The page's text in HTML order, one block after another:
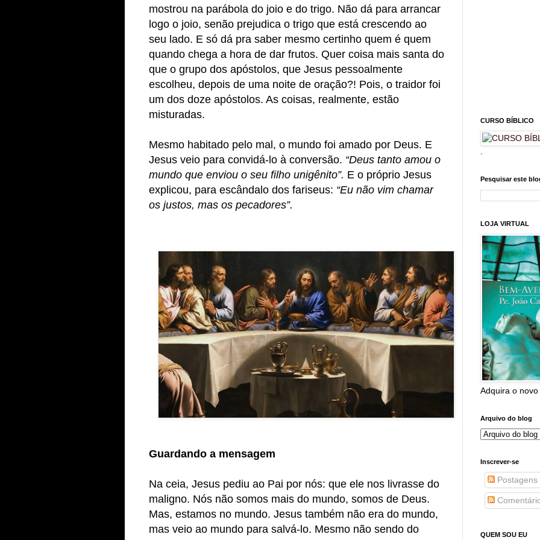
mostrou na parábola do joio e do trigo. Não dá para arrancar
logo o joio, senão prejudica o trigo que está crescendo ao
seu lado. E só dá pra saber mesmo certinho quem é quem
quando chega a hora de dar frutos. Quer coisa mais santa do
que o grupo dos apóstolos, que Jesus pessoalmente
escolheu, depois de uma noite de oração?! Pois, o traidor foi
um dos doze apóstolos. As coisas, realmente, estão
misturadas.
Mesmo habitado pelo mal, o mundo foi amado por Deus. E
Jesus veio para convidá-lo à conversão. “Deus tanto amou o
mundo que enviou o seu filho unigênito”. E o próprio Jesus
explicou, para escândalo dos fariseus: “Eu não vim chamar
os justos, mas os pecadores”.
Guardando a mensagem
Na ceia, Jesus pediu ao Pai por nós: que ele nos livrasse do
maligno. Nós não somos mais do mundo, somos de Deus.
Mas, estamos no mundo. Jesus também não era do mundo,
mas veio ao mundo para salvá-lo. Mesmo não sendo do
CURSO BÍBLICO
Pesquisar este
LOJA VIRTUAL
Adquira o
Arquivo do blog
Inscrever-se
Postagens
QUEM SOU EU